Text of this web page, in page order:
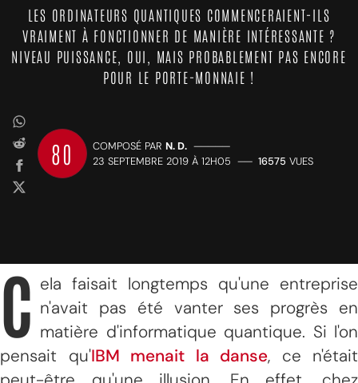
LES ORDINATEURS QUANTIQUES COMMENCERAIENT-ILS
VRAIMENT À FONCTIONNER DE MANIÈRE INTÉRESSANTE ?
NIVEAU PUISSANCE, OUI, MAIS PROBABLEMENT PAS ENCORE
POUR LE PORTE-MONNAIE !
80 COMPOSÉ PAR N. D. —————
23 SEPTEMBRE 2019 À 12H05 —— 16575 VUES
C ela faisait longtemps qu'une entreprise
n'avait pas été vanter ses progrès en
matière d'informatique quantique. Si l'on
pensait qu'IBM menait la danse, ce n'était